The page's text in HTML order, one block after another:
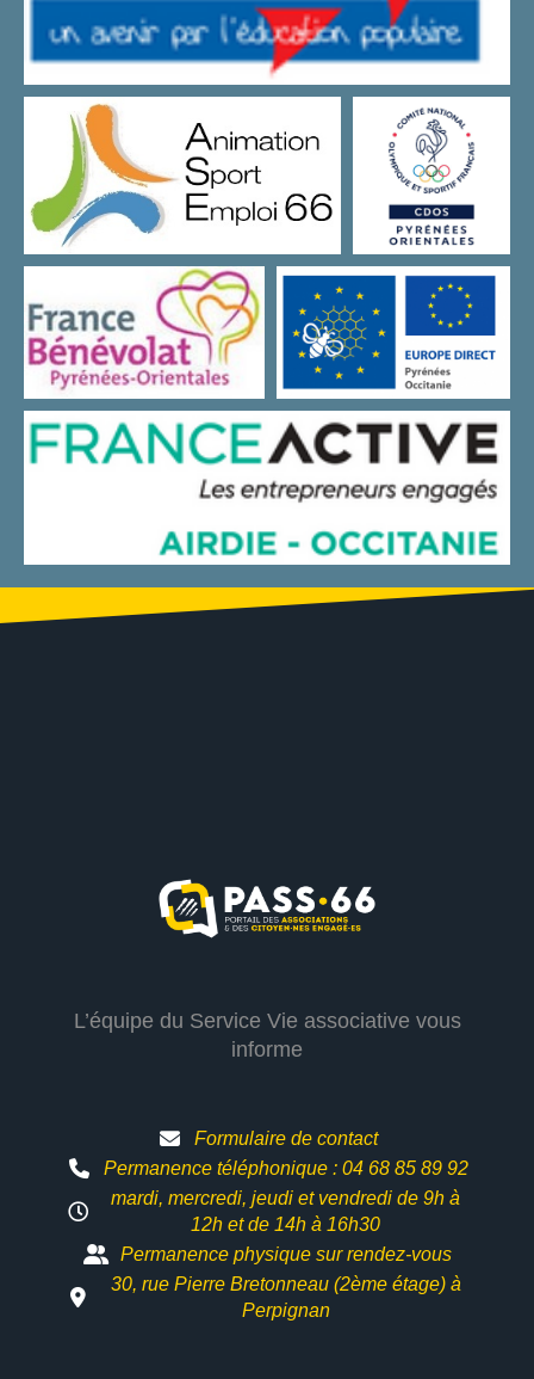
L’équipe du Service Vie associative vous
informe
Formulaire de contact
Permanence téléphonique : 04 68 85 89 92
mardi, mercredi, jeudi et vendredi de 9h à
12h etde 14h à 16h30
Permanence physique sur rendez-vous
30, rue Pierre Bretonneau (2ème étage) à
Perpignan